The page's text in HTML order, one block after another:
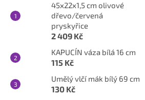
45x22x1,5 cm olivové
dřevo/červená
pryskyřice
2 409 Kč
KAPUCÍN váza bílá 16 cm
115 Kč
Umělý vlčí mák bílý 69 cm
130 Kč